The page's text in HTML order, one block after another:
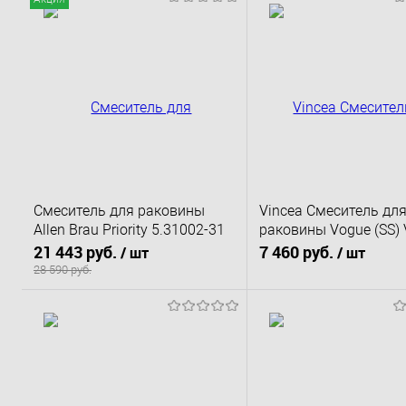
Смеситель для раковины
Allen Brau Priority 5.31002-31
черный матовый
21 443 руб. / шт
28 590 руб.
Vincea Смеситель для
раковины Vogue (SS)
2VS2MB
черный матовый
7 460 руб. / шт